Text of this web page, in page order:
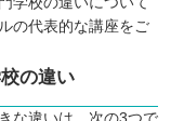
う！
ングスクールを
の代表的な講座をご
の違い